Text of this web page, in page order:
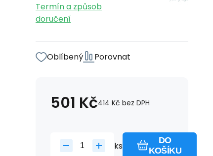
Termín a způsob
doručení
Oblíbený Porovnat
501 Kč414 Kč bez DPH
ks
DO
KOŠÍKU